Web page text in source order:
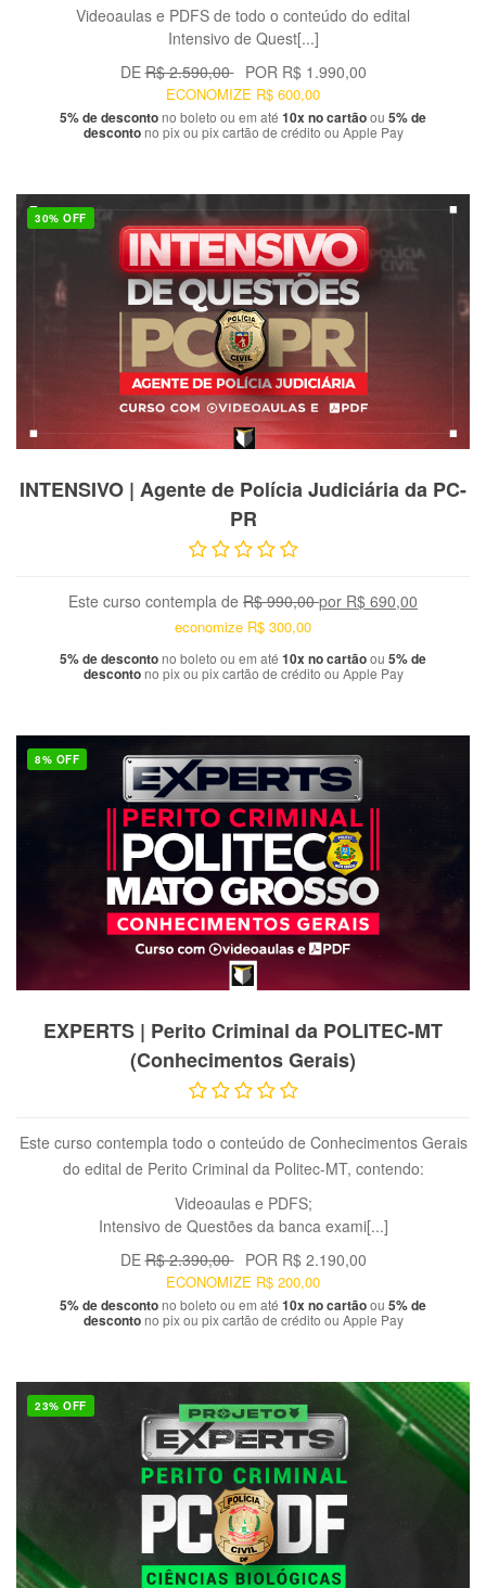
Videoaulas e PDFS de todo o conteúdo do edital
Intensivo de Quest[...]
DE R$ 2.590,00 POR R$ 1.990,00
ECONOMIZE R$ 600,00
5% de descontono boleto ou em até 10x no cartãoou 5% de
descontono pix ou pix cartão de crédito ou Apple Pay
30% OFF
INTENSIVO | Agente de Polícia Judiciária da PC-
PR
Este curso contempla de R$ 990,00 por R$ 690,00
economize R$ 300,00
5% de descontono boleto ou em até 10x no cartãoou 5% de
descontono pix ou pix cartão de crédito ou Apple Pay
8% OFF
EXPERTS | Perito Criminal da POLITEC-MT
(Conhecimentos Gerais)
Este curso contempla todo o conteúdo de Conhecimentos Gerais
do edital de Perito Criminal da Politec-MT, contendo:
Videoaulas e PDFS;
Intensivo de Questões da banca exami[...]
DE R$ 2.390,00 POR R$ 2.190,00
ECONOMIZE R$ 200,00
5% de descontono boleto ou em até 10x no cartãoou 5% de
descontono pix ou pix cartão de crédito ou Apple Pay
23% OFF